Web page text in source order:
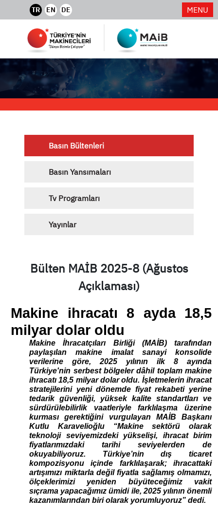
TR EN DE MENU
Basın Bültenleri
Basın Yansımaları
Tv Programları
Yayınlar
Bülten MAİB 2025-8 (Ağustos
Açıklaması)
Makine ihracatı 8 ayda 18,5
milyar dolar oldu
Makine İhracatçıları Birliği (MAİB) tarafından
paylaşılan makine imalat sanayi konsolide
verilerine göre, 2025 yılının ilk 8 ayında
Türkiye'nin serbest bölgeler dâhil toplam makine
ihracatı 18,5 milyar dolar oldu. İşletmelerin ihracat
stratejilerini yeni dönemde fiyat rekabeti yerine
tedarik güvenliği, yüksek kalite standartları ve
sürdürülebilirlik vaatleriyle farklılaşma üzerine
kurması gerektiğini vurgulayan MAİB Başkanı
Kutlu Karavelioğlu “Makine sektörü olarak
teknoloji seviyemizdeki yükselişi, ihracat birim
fiyatlarımızdaki tarihi seviyelerden de
okuyabiliyoruz. Türkiye’nin dış ticaret
kompozisyonu içinde farklılaşarak; ihracattaki
artışımızı miktarla değil fiyatla sağlamış olmamızı,
ölçeklerimizi yeniden büyüteceğimiz vakit
sıçrama yapacağımız ümidi ile, 2025 yılının önemli
kazanımlarından biri olarak yorumluyoruz” dedi.